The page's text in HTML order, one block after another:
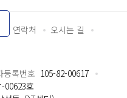
자 연락처
오시는 길
등록번호 105-82-00617
00623호